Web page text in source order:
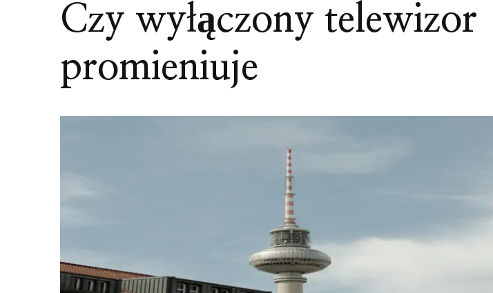
Czy wyłączony telewizor
promieniuje